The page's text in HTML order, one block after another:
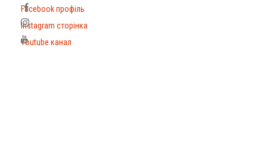
Facebook профіль
Instagram сторінка
Youtube канал